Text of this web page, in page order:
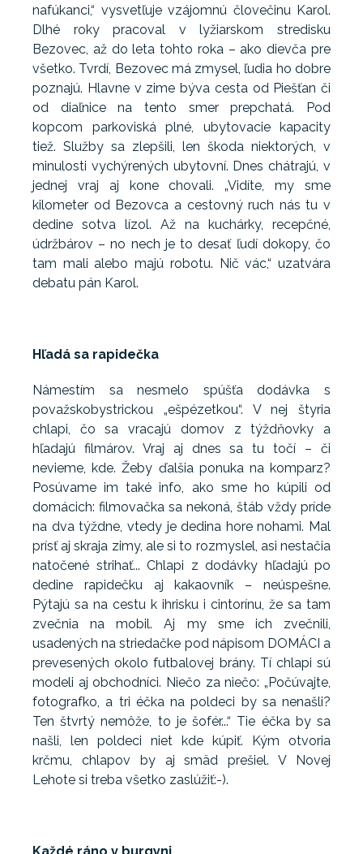
nafúkanci,“ vysvetľuje vzájomnú človečinu Karol.
Dlhé roky pracoval v lyžiarskom stredisku
Bezovec, až do leta tohto roka – ako dievča pre
všetko. Tvrdí, Bezovec má zmysel, ľudia ho dobre
poznajú. Hlavne v zime býva cesta od Piešťan či
od diaľnice na tento smer prepchatá. Pod
kopcom parkoviská plné, ubytovacie kapacity
tiež. Služby sa zlepšili, len škoda niektorých, v
minulosti vychýrených ubytovní. Dnes chátrajú, v
jednej vraj aj kone chovali. „Vidíte, my sme
kilometer od Bezovca a cestovný ruch nás tu v
dedine sotva lízol. Až na kuchárky, recepčné,
údržbárov – no nech je to desať ľudí dokopy, čo
tam mali alebo majú robotu. Nič vác,“ uzatvára
debatu pán Karol.
Hľadá sa rapidečka
Námestím sa nesmelo spúšťa dodávka s
považskobystrickou „ešpézetkou“. V nej štyria
chlapi, čo sa vracajú domov z týždňovky a
hľadajú filmárov. Vraj aj dnes sa tu točí – či
nevieme, kde. Žeby ďalšia ponuka na komparz?
Posúvame im také info, ako sme ho kúpili od
domácich: filmovačka sa nekoná, štáb vždy príde
na dva týždne, vtedy je dedina hore nohami. Mal
prísť aj skraja zimy, ale si to rozmyslel, asi nestačia
natočené strihať... Chlapi z dodávky hľadajú po
dedine rapidečku aj kakaovník – neúspešne.
Pýtajú sa na cestu k ihrisku i cintorínu, že sa tam
zvečnia na mobil. Aj my sme ich zvečnili,
usadených na striedačke pod nápisom DOMÁCI a
prevesených okolo futbalovej brány. Tí chlapi sú
modeli aj obchodníci. Niečo za niečo: „Počúvajte,
fotografko, a tri éčka na poldeci by sa nenašli?
Ten štvrtý nemôže, to je šofér...“ Tie éčka by sa
našli, len poldeci niet kde kúpiť. Kým otvoria
krčmu, chlapov by aj smäd prešiel. V Novej
Lehote si treba všetko zaslúžiť:-).